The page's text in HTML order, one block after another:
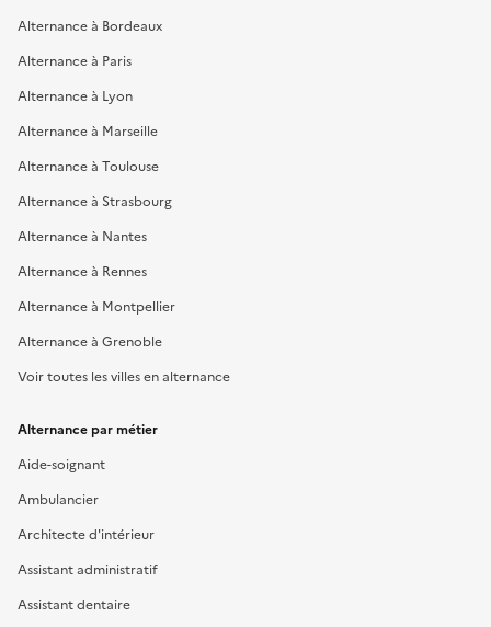
Alternance à Bordeaux
Alternance à Paris
Alternance à Lyon
Alternance à Marseille
Alternance à Toulouse
Alternance à Strasbourg
Alternance à Nantes
Alternance à Rennes
Alternance à Montpellier
Alternance à Grenoble
Voir toutes les villes en alternance
Alternance par métier
Aide-soignant
Ambulancier
Architecte d'intérieur
Assistant administratif
Assistant dentaire